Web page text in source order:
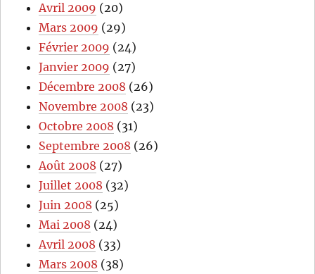
Avril 2009 (20)
Mars 2009 (29)
Février 2009 (24)
Janvier 2009 (27)
Décembre 2008 (26)
Novembre 2008 (23)
Octobre 2008 (31)
Septembre 2008 (26)
Août 2008 (27)
Juillet 2008 (32)
Juin 2008 (25)
Mai 2008 (24)
Avril 2008 (33)
Mars 2008 (38)